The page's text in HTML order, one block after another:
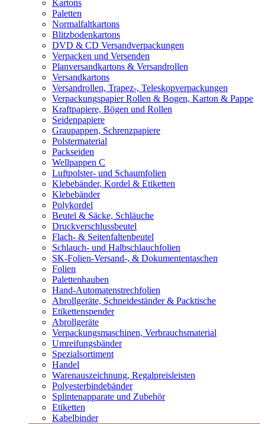
Kartons
Paletten
Normalfaltkartons
Blitzbodenkartons
DVD & CD Versandverpackungen
Verpacken und Versenden
Planversandkartons & Versandrollen
Versandkartons
Versandrollen, Trapez-, Teleskopverpackungen
Verpackungspapier Rollen & Bogen, Karton & Pappe
Kraftpapiere, Bögen und Rollen
Seidenpapiere
Graupappen, Schrenzpapiere
Polstermaterial
Packseiden
Wellpappen C
Luftpolster- und Schaumfolien
Klebebänder, Kordel & Etiketten
Klebebänder
Polykordel
Beutel & Säcke, Schläuche
Druckverschlussbeutel
Flach- & Seitenfaltenbeutel
Schlauch- und Halbschlauchfolien
SK-Folien-Versand-, & Dokumententaschen
Folien
Palettenhauben
Hand-Automatenstrechfolien
Abrollgeräte, Schneideständer & Packtische
Etikettenspender
Abrollgeräte
Verpackungsmaschinen, Verbrauchsmaterial
Umreifungsbänder
Spezialsortiment
Handel
Warenauszeichnung, Regalpreisleisten
Polyesterbindebänder
Splintenapparate und Zubehör
Etiketten
Kabelbinder